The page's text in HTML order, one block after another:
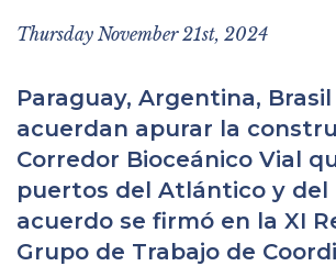
Thursday November 21st, 2024
Paraguay, Argentina, Brasil
acuerdan apurar la
Corredor Bioceánico Vial
puertos del Atlántico y del
acuerdo se firmó en la XI
Grupo de Trabajo de